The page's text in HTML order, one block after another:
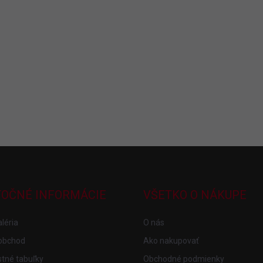
INFORMÁCIE
tabuľky
VŠETKO O NÁKUPE
O nás
Ako nakupovať
Obchodné podmienky